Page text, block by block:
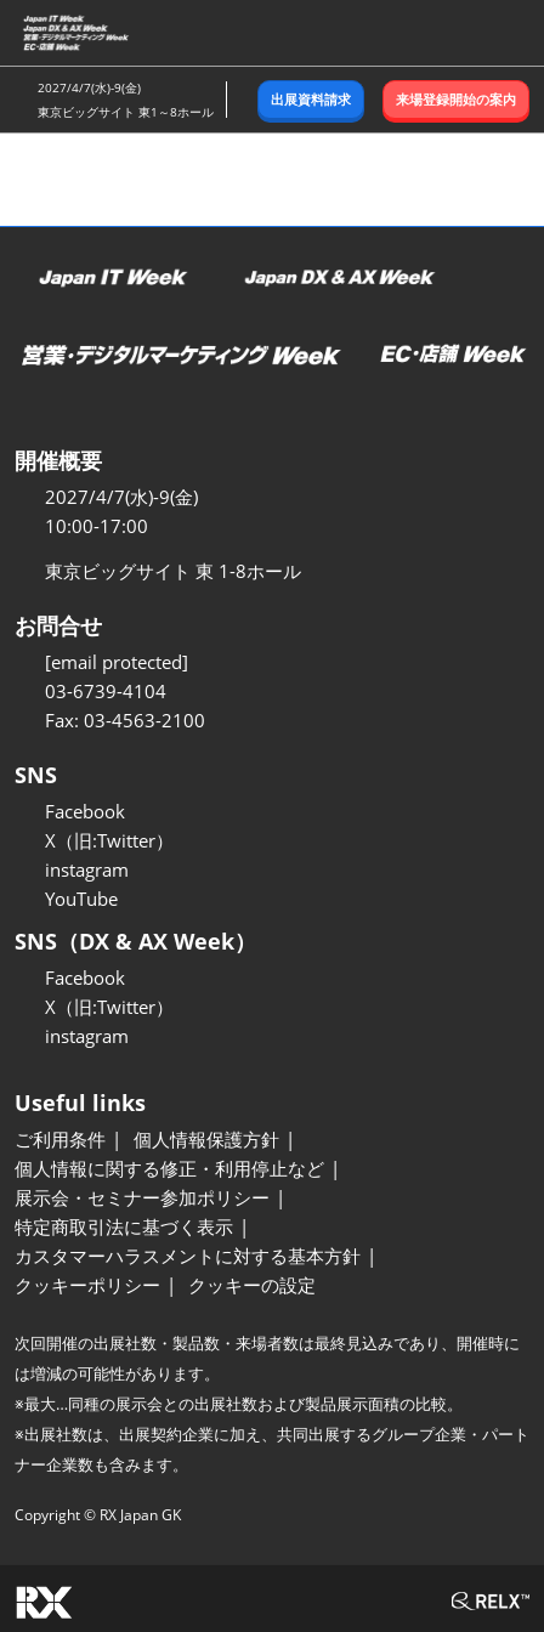
ス
キ
ッ
し
む
2027/4/7(水)-9(金)
東京ビッグサイト 東1～8ホール
出展資料請求 来場登録開始の案内
開催概要
2027/4/7(水)-9(金)
10:00-17:00
東京ビッグサイト 東 1-8ホール
お問合せ
[email protected]
03-6739-4104
Fax: 03-4563-2100
SNS
Facebook
X（旧:Twitter）
instagram
YouTube
SNS（DX & AX Week）
Facebook
X（旧:Twitter）
instagram
Useful links
ご利用条件
個人情報保護方針
個人情報に関する修正・利用停止など
展示会・セミナー参加ポリシー
特定商取引法に基づく表示
カスタマーハラスメントに対する基本方針
クッキーポリシー
クッキーの設定
次回開催の出展社数・製品数・来場者数は最終見込みであり、開催時に
は増減の可能性があります。
※最大…同種の展示会との出展社数および製品展示面積の比較。
※出展社数は、出展契約企業に加え、共同出展するグループ企業・パート
ナー企業数も含みます。
Copyright © RX Japan GK